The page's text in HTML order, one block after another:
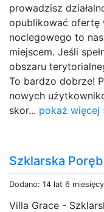
prowadzisz
opublikować ofertę
noclegowego to
miejscem. Jeśli
obszaru
To bardzo dobrze!
nowych
skor... pokaż więcej
Szklarska
Dodano: 14 lat 6
Villa Grace -